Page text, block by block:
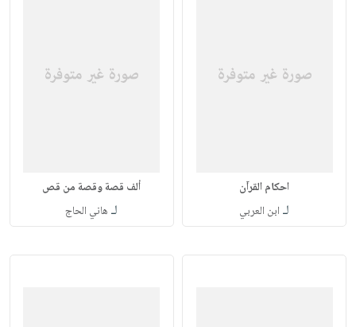
احكام القرآن
لـ ابن العربي
ألف قصة وقصة من قص
لـ هاني الحاج